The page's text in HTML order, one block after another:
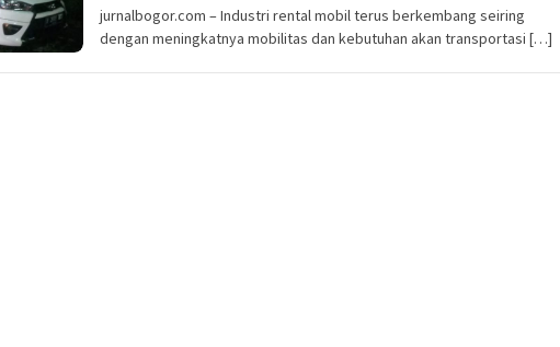
jurnalbogor.com – Industri rental mobil terus berkembang seiring
dengan meningkatnya mobilitas dan kebutuhan akan transportasi […]